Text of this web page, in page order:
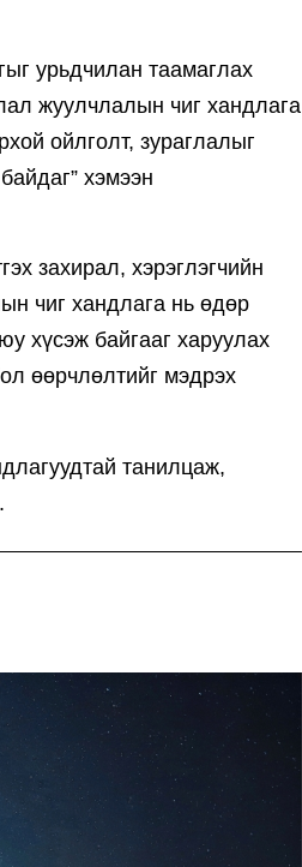
урьдчилан таамаглах
жуулчлалын чиг хандлага
ойлголт, зураглалыг
хэмээн
захирал, хэрэглэгчийн
чиг хандлага нь өдөр
хүсэж байгааг харуулах
өөрчлөлтийг мэдрэх
танилцаж,